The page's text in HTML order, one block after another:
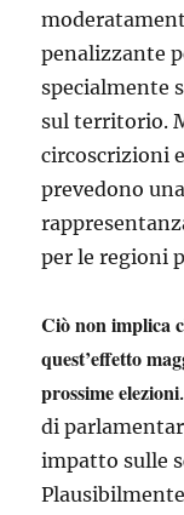
penalizzante
specialmente
sul territorio.
circoscrizioni
prevedono
per le regioni
Ciò non implica
quest’effetto
prossime elezioni
di
impatto sulle